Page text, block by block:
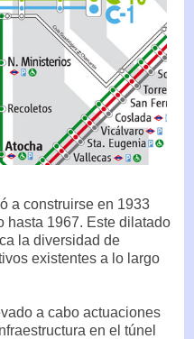
a construirse en 1933
hasta 1967. Este dilatado
la diversidad de
existentes a lo largo
a cabo actuaciones
en el túnel